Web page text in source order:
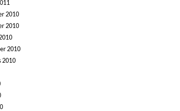
2010
2010
2010
2010